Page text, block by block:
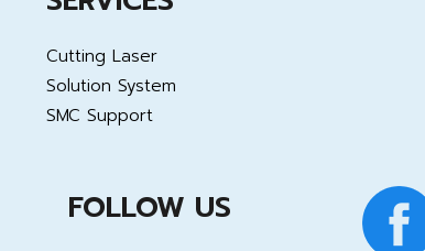
Cutting Laser
Solution System
SMC Support
FOLLOW US